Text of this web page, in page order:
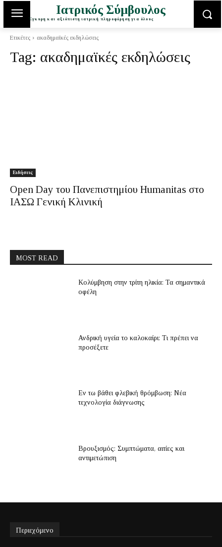
Ιατρικός Σύμβουλος
Έγκυρη και αξιόπιστη ιατρική πληροφόρηση για όλους
Ετικέτες ακαδημαϊκές εκδηλώσεις
Tag: ακαδημαϊκές εκδηλώσεις
Ειδήσεις
Open Day του Πανεπιστημίου Humanitas στο
ΙΑΣΩ Γενική Κλινική
MOST READ
Κολύμβηση στην τρίτη ηλικία: Τα σημαντικά
οφέλη
Ανδρική υγεία το καλοκαίρι: Τι πρέπει να
προσέξετε
Εν τω βάθει φλεβική θρόμβωση: Νέα
τεχνολογία διάγνωσης
Βρουξισμός: Συμπτώματα, αιτίες και
αντιμετώπιση
Περιεχόμενο